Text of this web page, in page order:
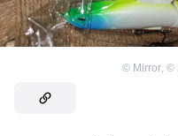
© Mirror, ©